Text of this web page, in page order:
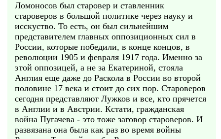
Ломоносов был старовер и ставленник
староверов в большой политике через науку и
исскуство. То есть, он был сильнейшим
представителем главных оппозиционных сил в
России, которые победили, в конце концов, в
революции 1905 и февраля 1917 года. Именно за
этой оппозицей, а не за Екатериной, стояла
Англия еще даже до Раскола в России во второй
половине 17 века и стоит до сих пор. Староверов
сегодня представляют Лужков и все, кто прячется
в Англии и в Австрии. Кстати, гражданская
война Пугачева - это тоже заговор староверов. И
развязана она была как раз во время войны